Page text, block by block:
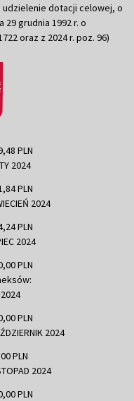
udzielenie dotacji celowej, o
grudnia 1992 r. o
oraz z 2024 r. poz. 96)
PLN
2024
PLN
2024
PLN
2024
PLN
PLN
2024
PLN
2024
PLN